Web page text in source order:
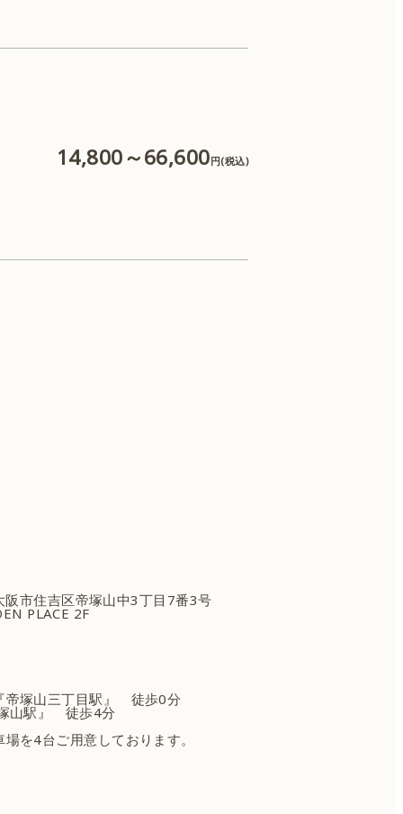
14,800～66,600円(税込)
市住吉区帝塚山中3丁目7番3号
PLACE 2F
帝塚山三丁目駅』 徒歩0分
山駅』 徒歩4分
を4台ご用意しております。